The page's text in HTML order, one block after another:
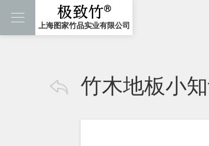
 上海图家竹品实业有限公司
竹木地板小
